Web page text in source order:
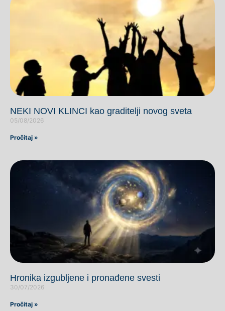
NEKI NOVI KLINCI kao graditelji novog sveta
05/08/2026
Pročitaj »
Hronika izgubljene i pronađene svesti
30/07/2026
Pročitaj »